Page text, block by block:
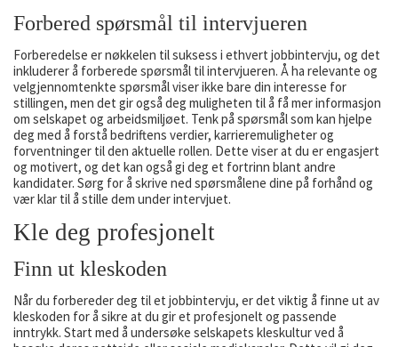
Forbered spørsmål til intervjueren
Forberedelse er nøkkelen til suksess i ethvert jobbintervju, og det
inkluderer å forberede spørsmål til intervjueren. Å ha relevante og
velgjennomtenkte spørsmål viser ikke bare din interesse for
stillingen, men det gir også deg muligheten til å få mer informasjon
om selskapet og arbeidsmiljøet. Tenk på spørsmål som kan hjelpe
deg med å forstå bedriftens verdier, karrieremuligheter og
forventninger til den aktuelle rollen. Dette viser at du er engasjert
og motivert, og det kan også gi deg et fortrinn blant andre
kandidater. Sørg for å skrive ned spørsmålene dine på forhånd og
vær klar til å stille dem under intervjuet.
Kle deg profesjonelt
Finn ut kleskoden
Når du forbereder deg til et jobbintervju, er det viktig å finne ut av
kleskoden for å sikre at du gir et profesjonelt og passende
inntrykk. Start med å undersøke selskapets kleskultur ved å